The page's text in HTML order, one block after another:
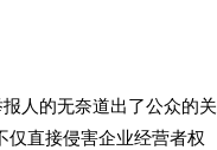
人的无奈道出了公众的关
仅直接侵害企业经营者权